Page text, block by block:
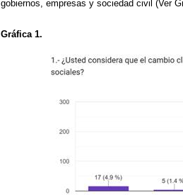
gobiernos, empresas y sociedad civil (Ver
Gráfica 1.